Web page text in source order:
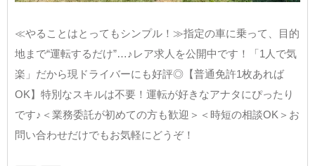
≪やることはとってもシンプル！≫指定の車に乗って、目的
地まで“運転するだけ”…♪レア求人を公開中です！「1人で気
楽」だから現ドライバーにも好評◎【普通免許1枚あれば
OK】特別なスキルは不要！運転が好きなアナタにぴったり
です♪＜業務委託が初めての方も歓迎＞＜時短の相談OK＞お
問い合わせだけでもお気軽にどうぞ！